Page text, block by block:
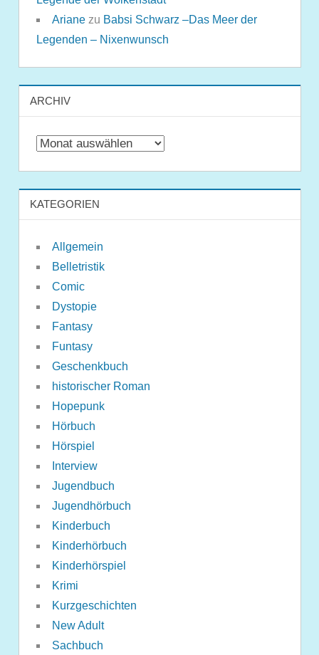
Arianezu Babsi Schwarz –Das Meer der
Legenden – Nixenwunsch
ARCHIV
Archiv
KATEGORIEN
Allgemein
Belletristik
Comic
Dystopie
Fantasy
Funtasy
Geschenkbuch
historischer Roman
Hopepunk
Hörbuch
Hörspiel
Interview
Jugendbuch
Jugendhörbuch
Kinderbuch
Kinderhörbuch
Kinderhörspiel
Krimi
Kurzgeschichten
New Adult
Sachbuch